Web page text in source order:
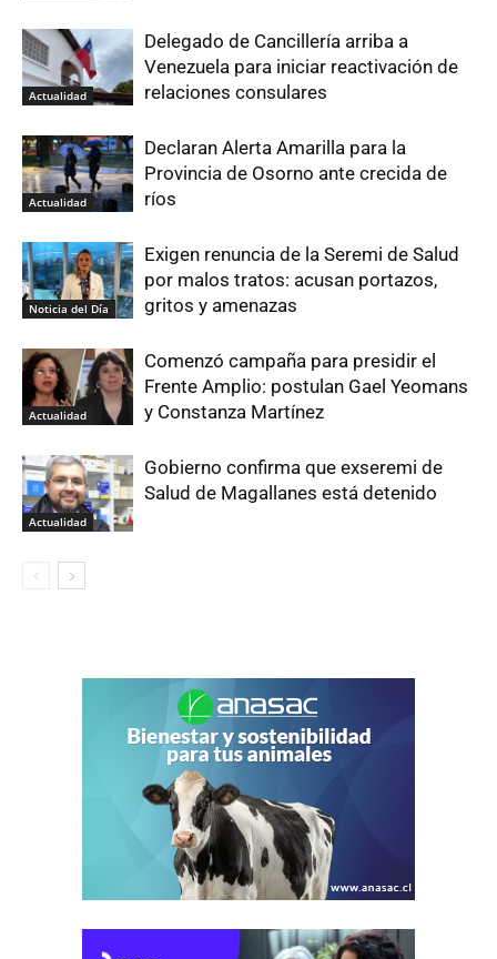
Actualidad
Delegado de Cancillería arriba a
Venezuela para iniciar reactivación de
relaciones consulares
Actualidad
Declaran Alerta Amarilla para la
Provincia de Osorno ante crecida de
ríos
Noticia del Día
Exigen renuncia de la Seremi de Salud
por malos tratos: acusan portazos,
gritos y amenazas
Actualidad
Comenzó campaña para presidir el
Frente Amplio: postulan Gael Yeomans
y Constanza Martínez
Actualidad
Gobierno confirma que exseremi de
Salud de Magallanes está detenido